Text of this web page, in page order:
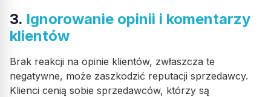
3. Ignorowanie opinii i komentarzy
klientów
Brak reakcji na opinie klientów, zwłaszcza te
negatywne, może zaszkodzić reputacji sprzedawcy.
Klienci cenią sobie sprzedawców, którzy są